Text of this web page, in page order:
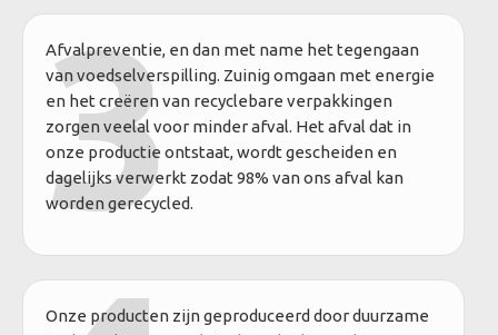
3
Afvalpreventie, en dan met name het tegengaan
van voedselverspilling. Zuinig omgaan met energie
en het creëren van recyclebare verpakkingen
zorgen veelal voor minder afval. Het afval dat in
onze productie ontstaat, wordt gescheiden en
dagelijks verwerkt zodat 98% van ons afval kan
worden gerecycled.
Onze producten zijn geproduceerd door duurzame